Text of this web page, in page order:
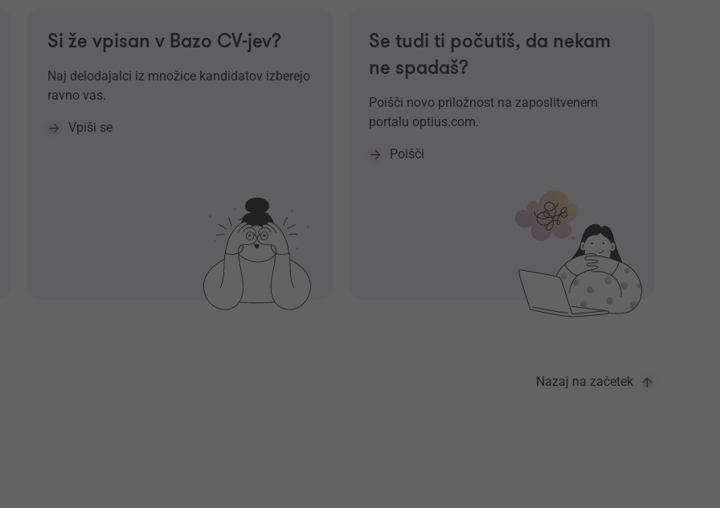
Si že vpisan v Bazo CV-jev?
Naj delodajalci iz množice kandidatov izberejo
ravno vas.
Vpiši se
Se tudi ti počutiš, da nekam
ne spadaš?
Poišči novo priložnost na zaposlitvenem
portalu optius.com.
Poišči
Nazaj na začetek